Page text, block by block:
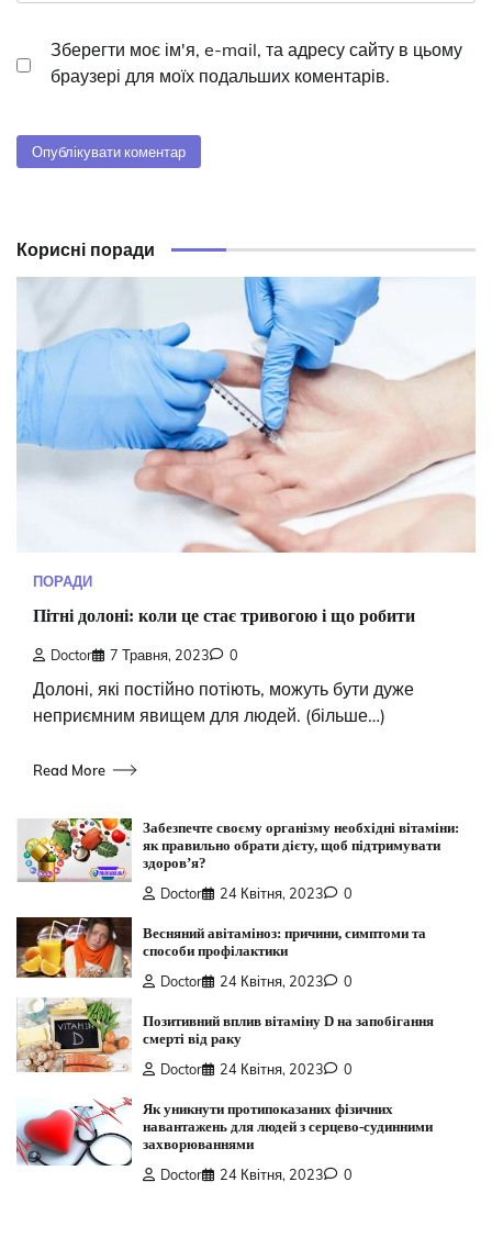
Зберегти моє ім'я, e-mail, та адресу сайту в цьому
браузері для моїх подальших коментарів.
Корисні поради
ПОРАДИ
Пітні долоні: коли це стає тривогою і що робити
Doctor 7 Травня, 2023 0
Долоні, які постійно потіють, можуть бути дуже
неприємним явищем для людей. (більше…)
Read More
Забезпечте своєму організму необхідні вітаміни:
як правильно обрати дієту, щоб підтримувати
здоров’я?
Doctor 24 Квітня, 2023 0
Весняний авітаміноз: причини, симптоми та
способи профілактики
Doctor 24 Квітня, 2023 0
Позитивний вплив вітаміну D на запобігання
смерті від раку
Doctor 24 Квітня, 2023 0
Як уникнути протипоказаних фізичних
навантажень для людей з серцево-судинними
захворюваннями
Doctor 24 Квітня, 2023 0